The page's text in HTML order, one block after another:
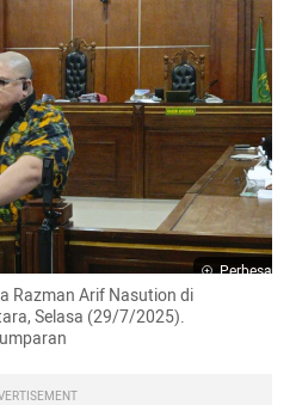
Perbesar
Razman Arif Nasution di
Selasa (29/7/2025).